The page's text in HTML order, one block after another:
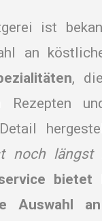
ist
an
,
Rezepten
noch längst
bietet
Auswahl